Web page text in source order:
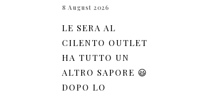
8 August 2026
LE SERA AL
CILENTO OUTLET
HA TUTTO UN
ALTRO SAPORE 😃
DOPO LO